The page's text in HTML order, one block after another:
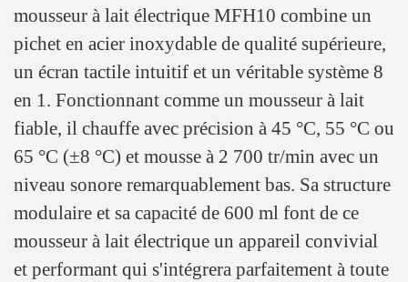
mousseur à lait électrique MFH10 combine un
pichet en acier inoxydable de qualité supérieure,
un écran tactile intuitif et un véritable système 8
en 1. Fonctionnant comme un mousseur à lait
fiable, il chauffe avec précision à 45 °C, 55 °C ou
65 °C (±8 °C) et mousse à 2 700 tr/min avec un
niveau sonore remarquablement bas. Sa structure
modulaire et sa capacité de 600 ml font de ce
mousseur à lait électrique un appareil convivial
et performant qui s'intégrera parfaitement à toute